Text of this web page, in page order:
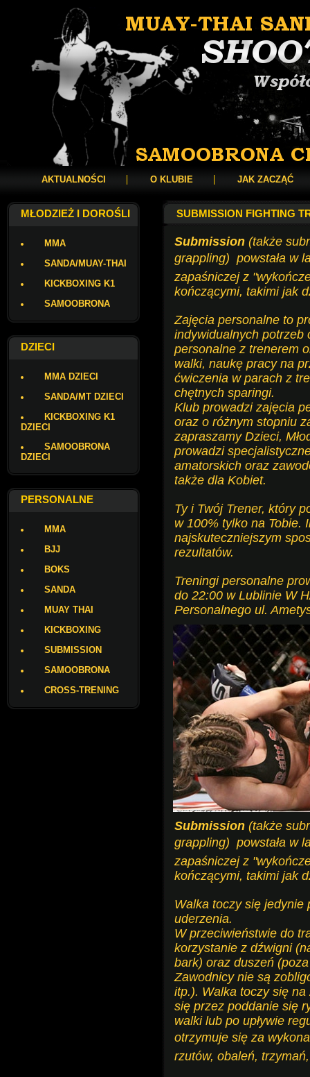
AKTUALNOŚCI O KLUBIE JAK ZACZĄĆ
MŁODZIEŻ I DOROŚLI
MMA
SANDA/MUAY-THAI
KICKBOXING K1
SAMOOBRONA
DZIECI
MMA DZIECI
SANDA/MT DZIECI
KICKBOXING K1
DZIECI
SAMOOBRONA
DZIECI
PERSONALNE
MMA
BJJ
BOKS
SANDA
MUAY THAI
KICKBOXING
SUBMISSION
SAMOOBRONA
CROSS-TRENING
SUBMISSION FIGHTING
Submission (także
grappling)  powstała w
zapaśniczej z
kończącymi, takimi jak
Zajęcia personalne to
indywidualnych potrzeb
personalne z trenerem
walki, naukę pracy na
ćwiczenia w parach z
chętnych sparingi.
Klub prowadzi zajęcia
oraz o różnym stopniu
zapraszamy Dzieci,
prowadzi
amatorskich oraz
także dla Kobiet.
Ty i Twój Trener, który
w 100% tylko na Tobie.
najskuteczniejszym
rezultatów.
Treningi personalne
do 22:00 w Lublinie W
Personalnego ul.
Submission (także
grappling)  powstała w
zapaśniczej z
kończącymi, takimi jak
Walka toczy się jedynie
uderzenia.
W przeciwieństwie do
korzystanie z dźwigni
bark) oraz duszeń
Zawodnicy nie są
itp.). Walka toczy się
się przez poddanie się
walki lub po upływie
otrzymuje się za
rzutów, obaleń,